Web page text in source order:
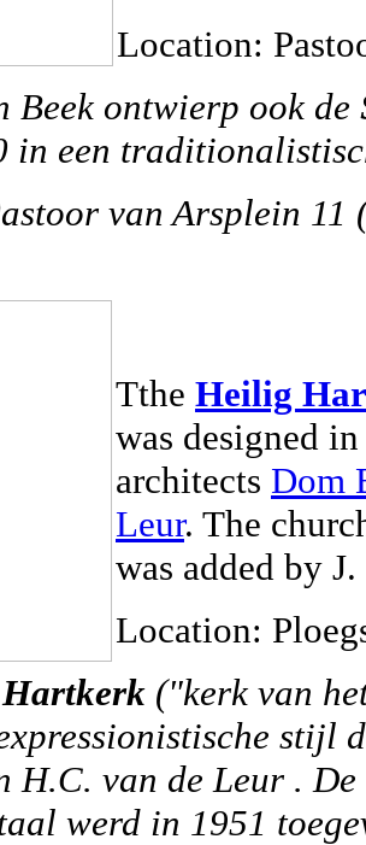
Location:
Beek ontwierp ook de
in een
van Arsplein 11
Tthe Heilig
was designed
architects Dom
Leur. The
was added by
Location:
("kerk van
stijl
H.C. van de Leur .
werd in 1951